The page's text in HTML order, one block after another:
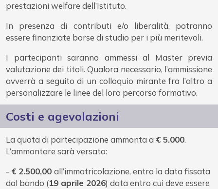
prestazioni welfare dell’Istituto.
In presenza di contributi e/o liberalità, potranno
essere finanziate borse di studio per i più meritevoli.
I partecipanti saranno ammessi al Master previa
valutazione dei titoli. Qualora necessario, l’ammissione
avverrà a seguito di un colloquio mirante fra l’altro a
personalizzare le linee del loro percorso formativo.
Costi e agevolazioni
La quota di partecipazione ammonta a € 5.000.
L’ammontare sarà versato:
- € 2.500,00 all’immatricolazione, entro la data fissata
dal bando (19 aprile 2026) data entro cui deve essere